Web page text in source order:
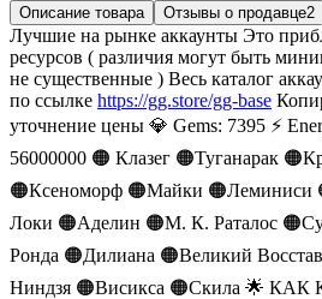
Описание товара Отзывы о продавце2
Лучшие на рынке аккаунты Это
ресурсов ( различия могут быть
не существенные ) Весь каталог
по ссылке https://gg.store/gg-base
уточнение цены 💎 Gems: 7395 ⚡️
56000000 🟠 Клазег 🟠Туганарак
🟠Ксеноморф 🟠Майки 🟠Леминиси
Локи 🟠Аделин 🟠М. К. Раталос
Ронда 🟠Дилиана 🟠Великий
Ниндзя 🟠Висикса 🟠Скила 🌟